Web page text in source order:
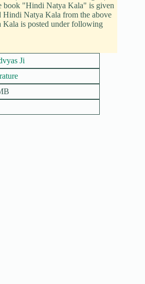
book "Hindi Natya Kala" is given
Hindi Natya Kala from the above
is posted under following
Ji